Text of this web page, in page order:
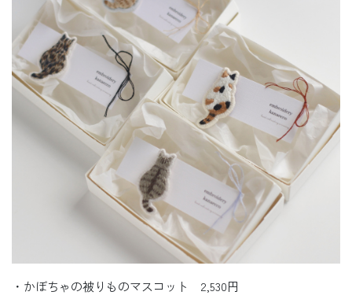
・かぼちゃの被りものマスコット 2,530円